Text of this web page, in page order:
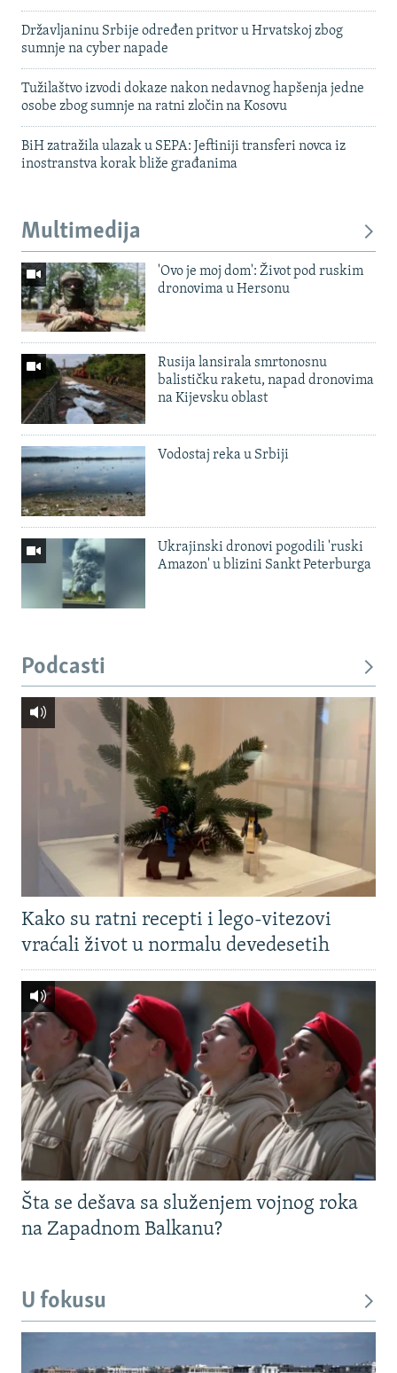
Državljaninu Srbije određen pritvor u Hrvatskoj zbog
sumnje na cyber napade
Tužilaštvo izvodi dokaze nakon nedavnog hapšenja jedne
osobe zbog sumnje na ratni zločin na Kosovu
BiH zatražila ulazak u SEPA: Jeftiniji transferi novca iz
inostranstva korak bliže građanima
Multimedija
'Ovo je moj dom': Život pod ruskim
dronovima u Hersonu
Rusija lansirala smrtonosnu
balističku raketu, napad dronovima
na Kijevsku oblast
Vodostaj reka u Srbiji
Ukrajinski dronovi pogodili 'ruski
Amazon' u blizini Sankt Peterburga
Podcasti
Kako su ratni recepti i lego-vitezovi
vraćali život u normalu devedesetih
Šta se dešava sa služenjem vojnog roka
na Zapadnom Balkanu?
U fokusu